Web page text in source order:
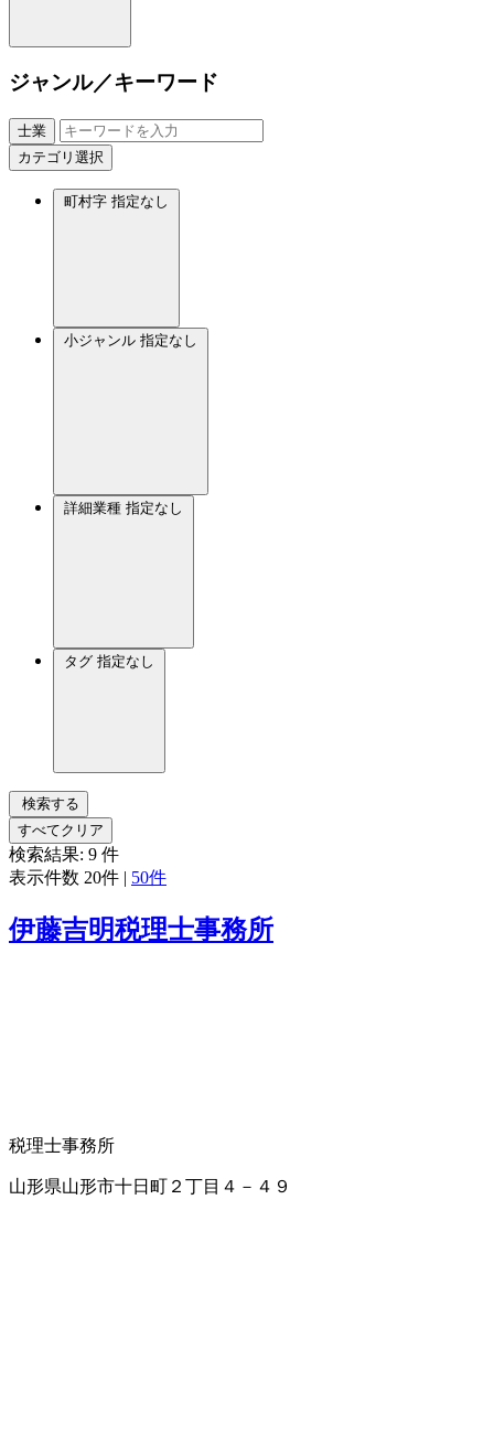
ジャンル／キーワード
士業
カテゴリ選択
町村字 指定なし
小ジャンル 指定なし
詳細業種 指定なし
タグ 指定なし
検索する
すべてクリア
検索結果: 9 件
表示件数 20件 | 50件
伊藤吉明税理士事務所
税理士事務所
山形県山形市十日町２丁目４－４９